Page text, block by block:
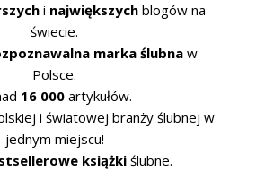
i największychblogów na
świecie.
marka ślubnaw
Polsce.
16 000artykułów.
i światowej branży ślubnej w
jednym miejscu!
książki ślubne.